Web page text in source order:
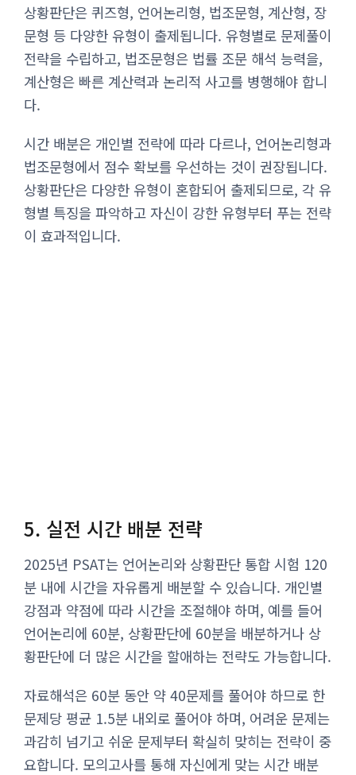
상황판단은 퀴즈형, 언어논리형, 법조문형, 계산형, 장
문형 등 다양한 유형이 출제됩니다. 유형별로 문제풀이
전략을 수립하고, 법조문형은 법률 조문 해석 능력을,
계산형은 빠른 계산력과 논리적 사고를 병행해야 합니
다.
시간 배분은 개인별 전략에 따라 다르나, 언어논리형과
법조문형에서 점수 확보를 우선하는 것이 권장됩니다.
상황판단은 다양한 유형이 혼합되어 출제되므로, 각 유
형별 특징을 파악하고 자신이 강한 유형부터 푸는 전략
이 효과적입니다.
5. 실전 시간 배분 전략
2025년 PSAT는 언어논리와 상황판단 통합 시험 120
분 내에 시간을 자유롭게 배분할 수 있습니다. 개인별
강점과 약점에 따라 시간을 조절해야 하며, 예를 들어
언어논리에 60분, 상황판단에 60분을 배분하거나 상
황판단에 더 많은 시간을 할애하는 전략도 가능합니다.
자료해석은 60분 동안 약 40문제를 풀어야 하므로 한
문제당 평균 1.5분 내외로 풀어야 하며, 어려운 문제는
과감히 넘기고 쉬운 문제부터 확실히 맞히는 전략이 중
요합니다. 모의고사를 통해 자신에게 맞는 시간 배분